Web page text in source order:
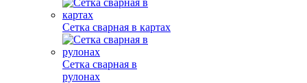
Сетка сварная в картах
Сетка сварная в
рулонах